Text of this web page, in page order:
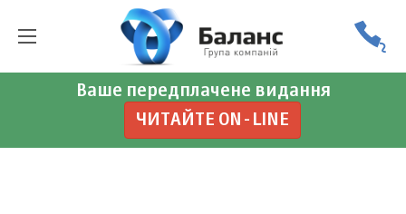
Ваше передплачене видання
ЧИТАЙТЕ ON-LINE